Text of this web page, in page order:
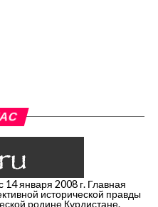
14 января 2008 г. Главная
исторической правды
родине Курдистане.